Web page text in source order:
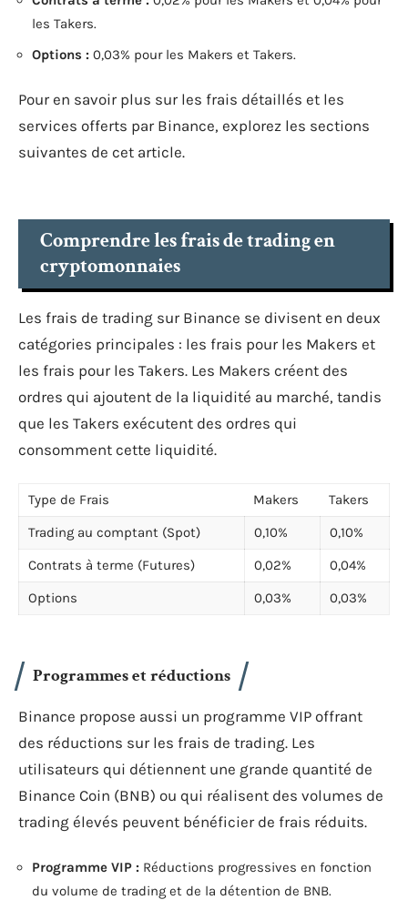
les Takers.
Options : 0,03% pour les Makers et Takers.
Pour en savoir plus sur les frais détaillés et les
services offerts par Binance, explorez les sections
suivantes de cet article.
Comprendre les frais de trading en
cryptomonnaies
Les frais de trading sur Binance se divisent en deux
catégories principales : les frais pour les Makers et
les frais pour les Takers. Les Makers créent des
ordres qui ajoutent de la liquidité au marché, tandis
que les Takers exécutent des ordres qui
consomment cette liquidité.
Type de Frais Makers
Takers
Trading au comptant (Spot)
0,10%
0,10%
Contrats à terme (Futures)
0,02%
0,04%
Options
0,03% 0,03%
Programmes et réductions
Binance propose aussi un programme VIP offrant
des réductions sur les frais de trading. Les
utilisateurs qui détiennent une grande quantité de
Binance Coin (BNB) ou qui réalisent des volumes de
trading élevés peuvent bénéficier de frais réduits.
Programme VIP : Réductions progressives en fonction
du volume de trading et de la détention de BNB.